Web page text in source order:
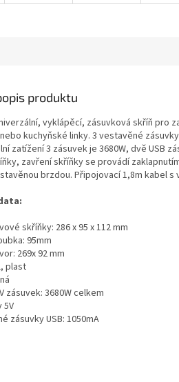
produktu
vyklápěcí, zásuvková skříň pro
kuchyňské linky. 3 vestavěné
zatížení 3 zásuvek je 3680W, dvě USB
zavření skříňky se provádí
brzdou. Připojovací 1,8m kabel s
skříňky: 286 x 95 x 112 mm
95mm
269x 92 mm
plast
zásuvek: 3680W celkem
5V
zásuvky USB: 1050mA